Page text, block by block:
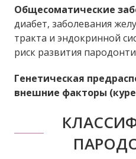
Общесоматические
диабет, заболевания
тракта и эндокринной
риск развития
Генетическая
внешние факторы